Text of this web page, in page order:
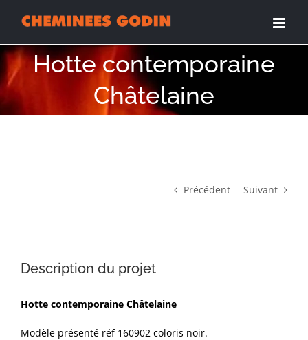
Hotte contemporaine
Châtelaine
Précédent Suivant
Description du projet
Hotte contemporaine Châtelaine
Modèle présenté réf 160902 coloris noir.